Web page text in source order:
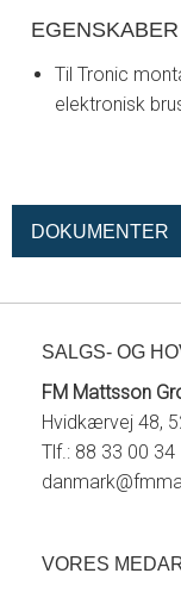
EGENSKABER
Til Tronic
elektronisk
DOKUMENTER
SALGS- OG
FM Mattsson
Hvidkærvej 48,
Tlf.: 88 33 00 34
VORES